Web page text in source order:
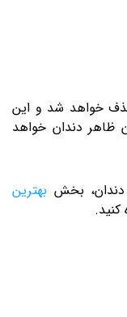
خواهد شد و این
ظاهر دندان خواهد
بخش بهترین
کنید.